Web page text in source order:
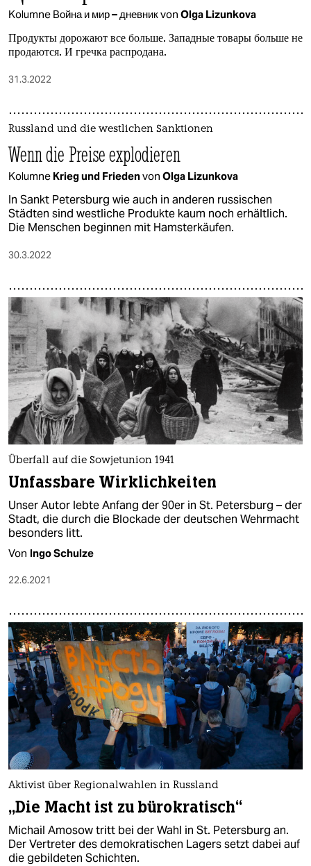
Kolumne Война и мир – дневникvon Olga Lizunkova
Продукты дорожают все больше. Западные товары больше не
продаются. И гречка распродана.
31.3.2022
Russland und die westlichen Sanktionen
Wenn die Preise explodieren
Kolumne Krieg und Friedenvon Olga Lizunkova
In Sankt Petersburg wie auch in anderen russischen
Städten sind westliche Produkte kaum noch erhältlich.
Die Menschen beginnen mit Hamsterkäufen.
30.3.2022
Überfall auf die Sowjetunion 1941
Unfassbare Wirklichkeiten
Unser Autor lebte Anfang der 90er in St. Petersburg – der
Stadt, die durch die Blockade der deutschen Wehrmacht
besonders litt.
Von Ingo Schulze
22.6.2021
Aktivist über Regionalwahlen in Russland
„Die Macht ist zu bürokratisch“
Michail Amosow tritt bei der Wahl in St. Petersburg an.
Der Vertreter des demokratischen Lagers setzt dabei auf
die gebildeten Schichten.